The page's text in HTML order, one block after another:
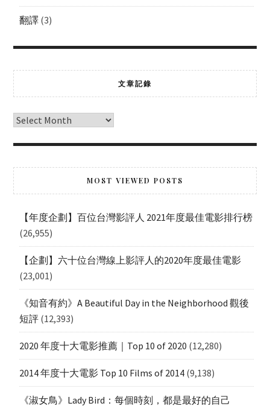
翻譯(3)
文章記錄
MOST VIEWED POSTS
【年度企劃】百位台灣影評人 2021年度最佳電影排行榜
(26,955)
【企劃】六十位台灣線上影評人的2020年度最佳電影
(23,001)
《知音有約》A Beautiful Day in the Neighborhood 觀後
短評 (12,393)
2020 年度十大電影推薦｜Top 10 of 2020 (12,280)
2014 年度十大電影 Top 10 Films of 2014 (9,138)
《淑女鳥》Lady Bird：每個時刻，都是最好的自己